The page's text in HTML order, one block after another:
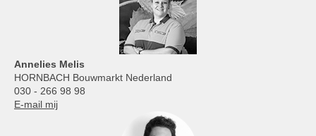
Annelies Melis
HORNBACH Bouwmarkt Nederland
030 - 266 98 98
E-mail mij